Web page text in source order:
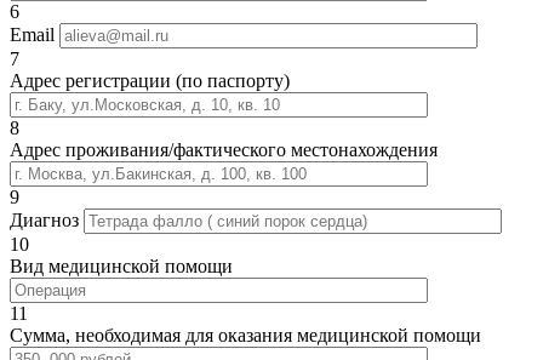
6
Email
7
Адрес регистрации (по паспорту)
8
Адрес проживания/фактического местонахождения
9
Диагноз
10
Вид медицинской помощи
11
Сумма, необходимая для оказания медицинской помощи